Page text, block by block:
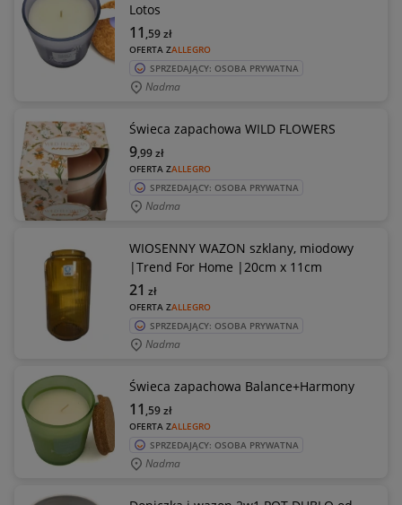
Lotos
OFERTA ZALLEGRO
11 ,59zł
SPRZEDAJĄCY: OSOBA PRYWATNA
Nadma
Świeca zapachowa WILD FLOWERS
OFERTA ZALLEGRO
9,99zł
SPRZEDAJĄCY: OSOBA PRYWATNA
Nadma
WIOSENNY WAZON szklany, miodowy
|Trend For Home |20cm x 11cm
OFERTA ZALLEGRO
21 zł
SPRZEDAJĄCY: OSOBA PRYWATNA
Nadma
Świeca zapachowa Balance+Harmony
OFERTA ZALLEGRO
11 ,59zł
SPRZEDAJĄCY: OSOBA PRYWATNA
Nadma